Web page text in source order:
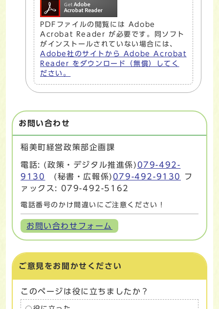
PDFファイルの閲覧には Adobe
Acrobat Reader が必要です。同ソフト
がインストールされていない場合には、
Adobe社のサイトから Adobe Acrobat
Reader をダウンロード（無償）してく
ださい。
お問い合わせ
稲美町経営政策部企画課
電話: (政策・デジタル推進係) 079-492-
9130
(秘書・広報係) 079-492-9130
フ
ァックス: 079-492-5162
電話番号のかけ間違いにご注意ください！
お問い合わせフォーム
ご意見をお聞かせください
このページは役に立ちましたか？